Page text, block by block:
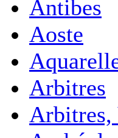
Antibes
Aoste
Arbitres